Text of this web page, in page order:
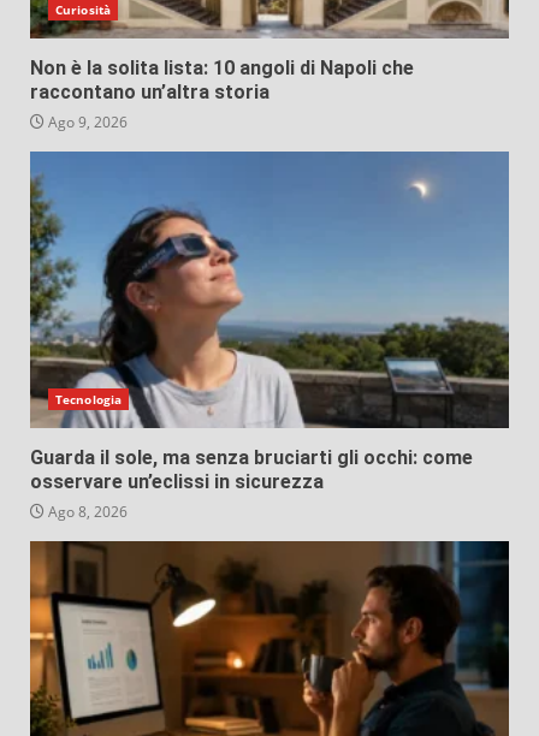
Curiosità
Non è la solita lista: 10 angoli di Napoli che
raccontano un’altra storia
Ago 9, 2026
Tecnologia
Guarda il sole, ma senza bruciarti gli occhi: come
osservare un’eclissi in sicurezza
Ago 8, 2026